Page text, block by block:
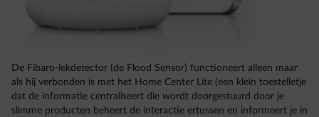
De Fibaro-lekdetector (de Flood Sensor) functioneert alleen maar
als hij verbonden is met het Home Center Lite (een klein toestelletje
dat de informatie centraliseert die wordt doorgestuurd door je
slimme producten beheert de interactie ertussen en informeert je in